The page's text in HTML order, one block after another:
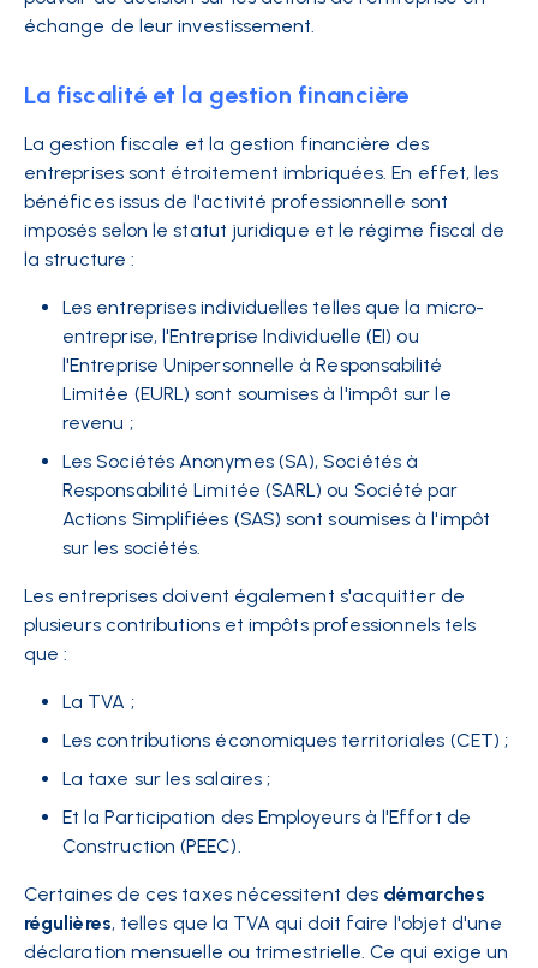
échange de leur investissement.
La fiscalité et la gestion financière
La gestion fiscale et la gestion financière des
entreprises sont étroitement imbriquées. En effet, les
bénéfices issus de l'activité professionnelle sont
imposés selon le statut juridique et le régime fiscal de
la structure :
Les entreprises individuelles telles que la micro-
entreprise, l'Entreprise Individuelle (EI) ou
l'Entreprise Unipersonnelle à Responsabilité
Limitée (EURL) sont soumises à l'impôt sur le
revenu ;
Les Sociétés Anonymes (SA), Sociétés à
Responsabilité Limitée (SARL) ou Société par
Actions Simplifiées (SAS) sont soumises à l'impôt
sur les sociétés.
Les entreprises doivent également s'acquitter de
plusieurs contributions et impôts professionnels tels
que :
La TVA ;
Les contributions économiques territoriales (CET) ;
La taxe sur les salaires ;
Et la Participation des Employeurs à l'Effort de
Construction (PEEC).
Certaines de ces taxes nécessitent des démarches
régulières, telles que la TVA qui doit faire l'objet d'une
déclaration mensuelle ou trimestrielle. Ce qui exige un